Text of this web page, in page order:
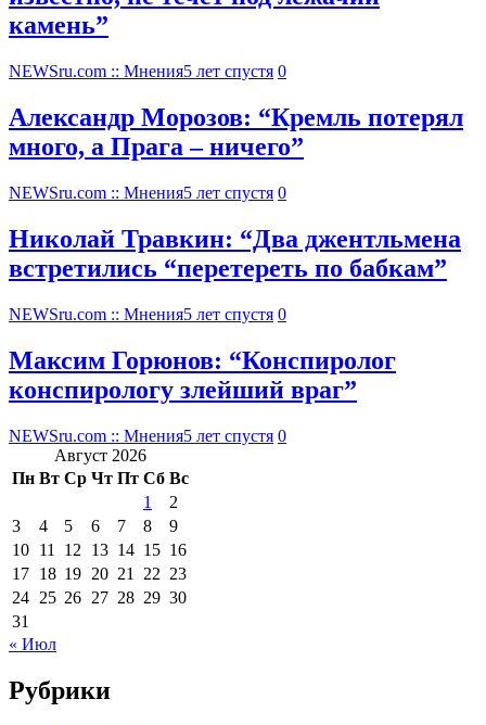
камень”
NEWSru.com :: Мнения5 лет спустя 0
Александр Морозов: “Кремль потерял
много, а Прага – ничего”
NEWSru.com :: Мнения5 лет спустя 0
Николай Травкин: “Два джентльмена
встретились “перетереть по бабкам”
NEWSru.com :: Мнения5 лет спустя 0
Максим Горюнов: “Конспиролог
конспирологу злейший враг”
NEWSru.com :: Мнения5 лет спустя 0
Август 2026
Пн Вт Ср Чт Пт Сб Вс
1
2
3
4 5 6 7 8
9
10 11 12 13 14 15 16
17 18 19 20 21 22 23
24 25 26 27 28 29 30
31
« Июл
Рубрики